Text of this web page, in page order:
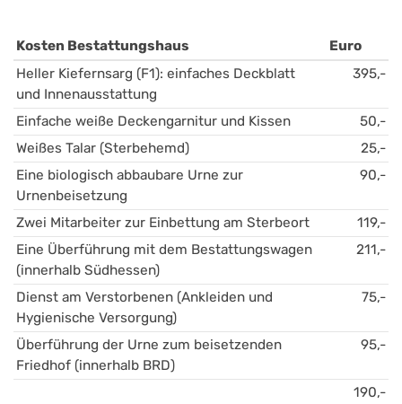
Kosten Bestattungshaus
Euro
Heller Kiefernsarg (F1): einfaches Deckblatt
und Innenausstattung
395,-
Einfache weiße Deckengarnitur und Kissen
50,-
Weißes Talar (Sterbehemd)
25,-
Eine biologisch abbaubare Urne zur
Urnenbeisetzung
90,-
Zwei Mitarbeiter zur Einbettung am Sterbeort
119,-
Eine Überführung mit dem Bestattungswagen
(innerhalb Südhessen)
211,-
Dienst am Verstorbenen (Ankleiden und
Hygienische Versorgung)
75,-
Überführung der Urne zum beisetzenden
Friedhof (innerhalb BRD)
95,-
190,-